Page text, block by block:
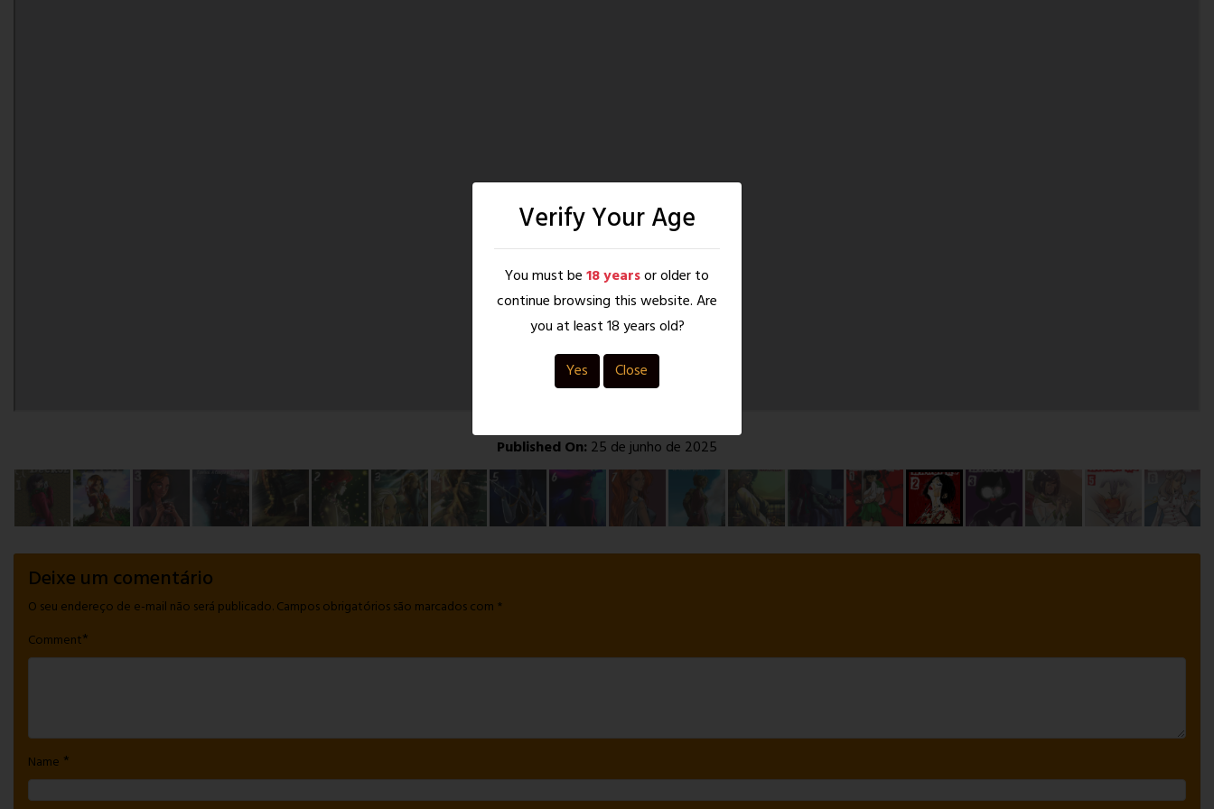
Published On: 25 de junho de 2025
Deixe um comentário
O seu endereço de e-mail não será publicado.Campos obrigatórios são marcados com *
Comment*
Name *
Verify Your Age
You must be18 yearsor older to
continue browsing this website. Are
you at least 18 years old?
Yes
Close